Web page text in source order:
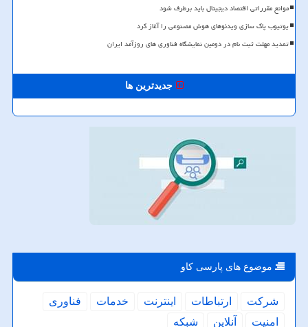
موانع مقرراتی اقتصاد دیجیتال باید برطرف شود
یوتیوب پاک سازی ویدئوهای هوش مصنوعی را آغاز کرد
تمدید مهلت ثبت نام در دومین نمایشگاه فناوری های روزآمد ایران
جدیدترین ها
موضوع های پارسی كاو
شركت ارتباطات اینترنت خدمات
فناوری
امنیت
آنلاین شبكه